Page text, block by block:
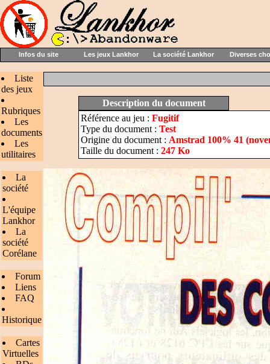
Infos du site Les jeux Lankhor La société Lankhor Diverses
Liste
des jeux
Rubriques
Les
documents
Les
utilitaires
La
société
L'équipe
Lankhor
La
société
Corélane
Forum
Liens
FAQ
Historique
Cartes
Virtuelles
Description du document
Référence au jeu : Fugitif
Type du document : Test
Origine du document : Amstrad 100% 41
Taille du document : 247 Ko